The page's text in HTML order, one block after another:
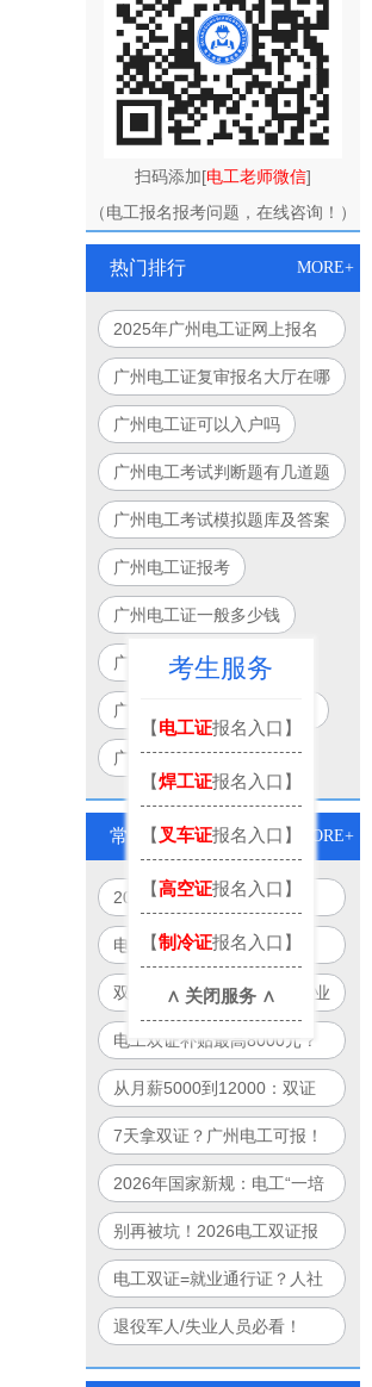
扫码添加[电工老师微信]
（电工报名报考问题，在线咨询！）
热门排行 MORE+
2025年广州电工证网上报名
入口官网指南
广州电工证复审报名大厅在哪
里
广州电工证可以入户吗
广州电工考试判断题有几道题
广州电工考试模拟题库及答案
广州电工证报考
广州电工证一般多少钱
广州电工证考试官网入口
广州电工证培训学校有哪些
广州电工考试地点
常见问题 MORE+
2026年电工双证培训新模
式：免重复培训、跨省通用、
线上+线下
电工证别再单考！2026年
起“双证合一”成就业硬门槛
双证电工薪资直涨50%！企业
抢人真相：单证已过时
电工双证补贴最高8000元？
2026年全国32城可申领清单
曝光
从月薪5000到12000：双证
电工职业晋升路径全图解
7天拿双证？广州电工可报！
政府补贴项目制培训全解析
2026年国家新规：电工“一培
双证”合法落地，一次培训拿
双证！
别再被坑！2026电工双证报
名避雷指南：官方渠道+防骗
口诀
电工双证=就业通行证？人社
部+应急部联合认证权威解读
退役军人/失业人员必看！
考生服务
【电工证报名入口】
【焊工证报名入口】
【 叉车证报名入口】
【高空证报名入口】
【制冷证报名入口】
∧ 关闭服务 ∧